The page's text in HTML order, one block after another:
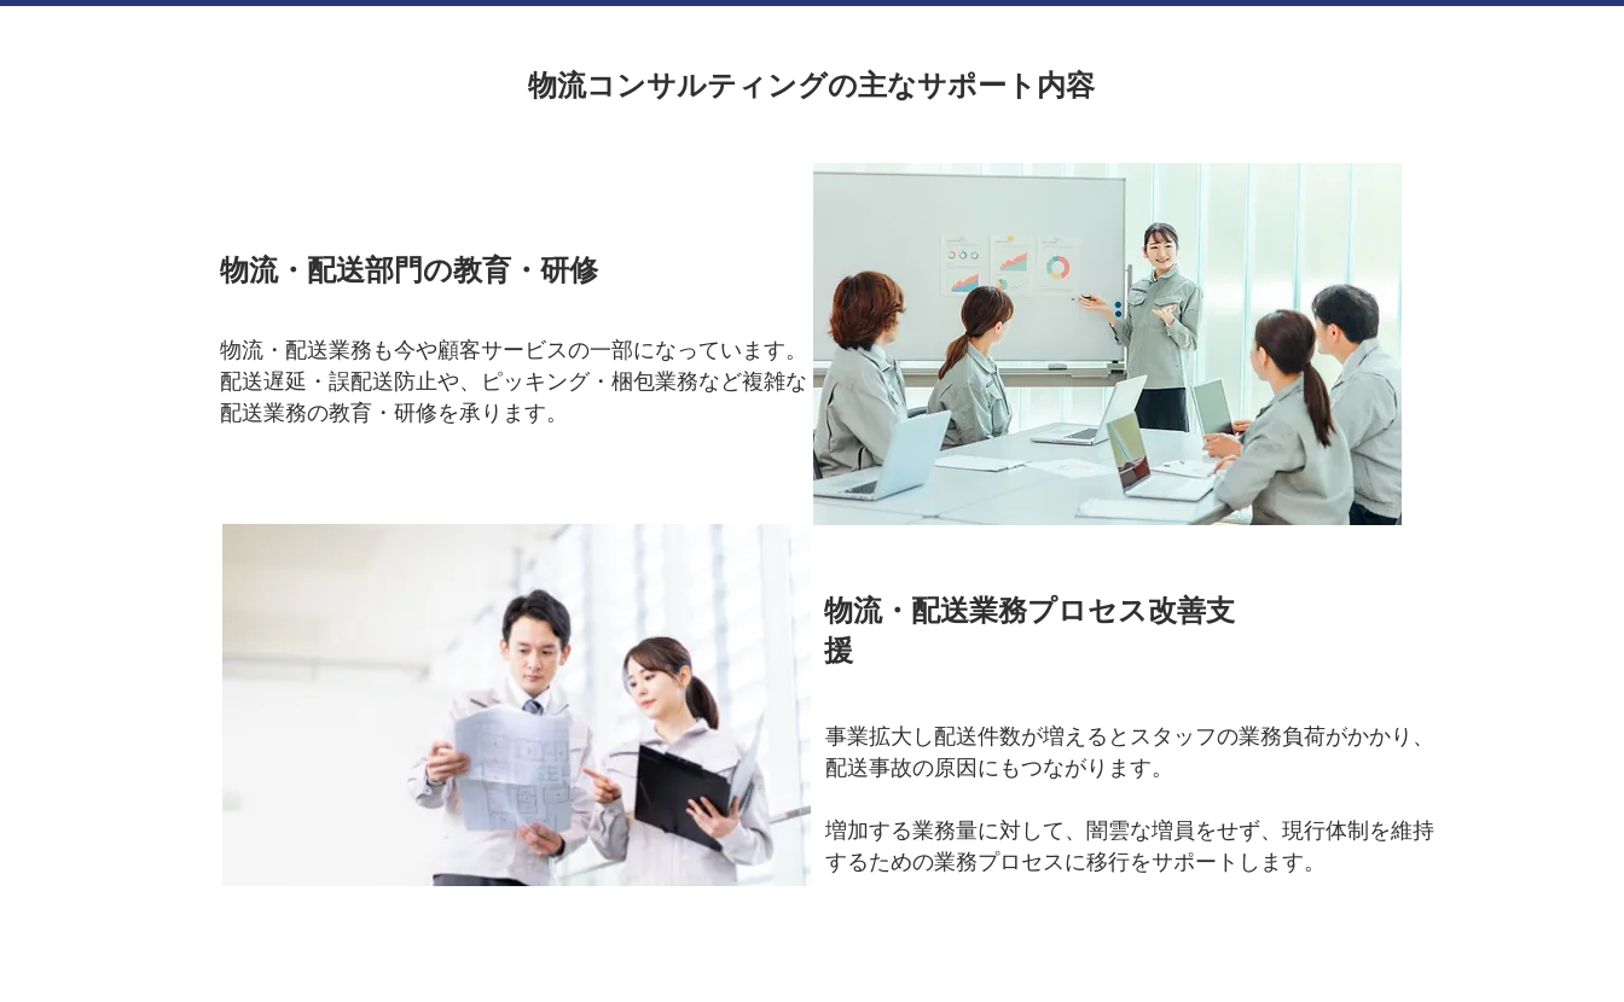
物流コンサルティングの主なサポート内容
物流・配送部門の教育・研修
物流・配送業務も今や顧客サービスの一部になっています。
配送遅延・誤配送防止や、ピッキング・梱包業務など複雑な
配送業務の教育・研修を承ります。
物流・配送業務プロセス改善支
援
事業拡大し配送件数が増えるとスタッフの業務負荷がかかり、
配送事故の原因にもつながります。
増加する業務量に対して、闇雲な増員をせず、現行体制を維持
するための業務プロセスに移行をサポートします。